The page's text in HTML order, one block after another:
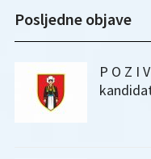
Posljedne objave
P O Z I